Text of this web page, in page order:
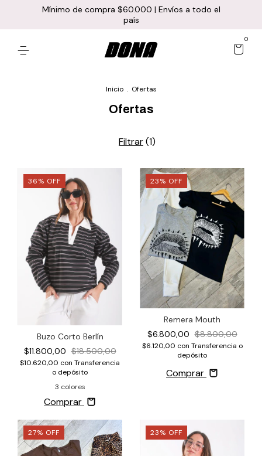
Mínimo de compra $60.000 | Envíos a todo el
país
0
Inicio . Ofertas
Ofertas
Filtrar(1)
36% OFF
Buzo Corto Berlín
$11.800,00 $18.500,00
$10.620,00 con Transferencia
o depósito
3 colores
Comprar
23% OFF
Remera Mouth
$6.800,00 $8.800,00
$6.120,00 con Transferencia o
depósito
Comprar
27% OFF 23% OFF